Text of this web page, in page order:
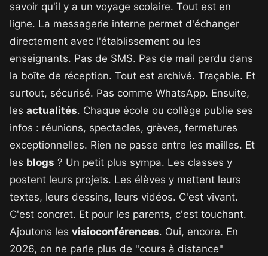
savoir qu'il y a un voyage scolaire. Tout est en
ligne. La messagerie interne permet d'échanger
directement avec l'établissement ou les
enseignants. Pas de SMS. Pas de mail perdu dans
la boîte de réception. Tout est archivé. Traçable. Et
surtout, sécurisé. Pas comme WhatsApp. Ensuite,
les actualités. Chaque école ou collège publie ses
infos : réunions, spectacles, grèves, fermetures
exceptionnelles. Rien ne passe entre les mailles. Et
les blogs ? Un petit plus sympa. Les classes y
postent leurs projets. Les élèves y mettent leurs
textes, leurs dessins, leurs vidéos. C'est vivant.
C'est concret. Et pour les parents, c'est touchant.
Ajoutons les visioconférences. Oui, encore. En
2026, on ne parle plus de "cours à distance"